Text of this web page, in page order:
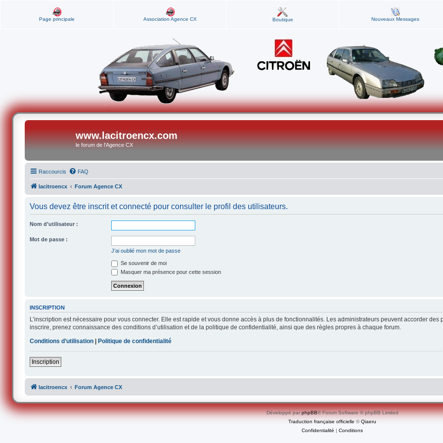
Page principale Association Agence CX Boutique Nouveaux Messages
www.lacitroencx.com
le forum de l'Agence CX
Raccourcis FAQ
lacitroencx Forum Agence CX
Vous devez être inscrit et connecté pour consulter le profil des utilisateurs.
Nom d’utilisateur :
Mot de passe :
J’ai oublié mon mot de passe
Se souvenir de moi
Masquer ma présence pour cette session
INSCRIPTION
L’inscription est nécessaire pour vous connecter. Elle est rapide et vous donne accès à plus de fonctionnalités. Les administrateurs peuvent accorder
inscrire, prenez connaissance des conditions d’utilisation et de la politique de confidentialité, ainsi que des règles propres à chaque forum.
Conditions d’utilisation |Politique de confidentialité
Inscription
lacitroencx Forum Agence CX
Développé parphpBB® Forum Software © phpBB Limited
Traduction française officielle ©Qiaeru
Confidentialité | Conditions